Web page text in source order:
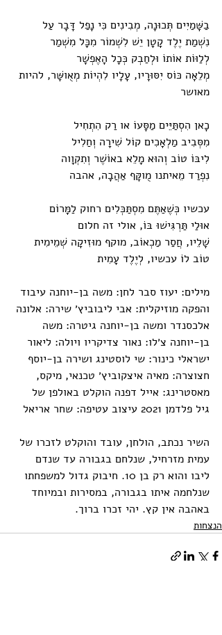
בַשָּׁמַיִים תְּכוּנָה, מְבִינִים כִּי נָפַל דָּבָר עַל
נִשְׁמַת יֶלֶד קָטָן יֵשׁ לִשְׁמוֹר מִכָּל מִשְׁמַר
לְלַוּוֹת אוֹתוֹ וּלְחַבְק כְּכָל הָאֶפְשָׁר
מְלֵאָה כּוֹס יִסּוּרָיו, עָלָיו לִהְיוֹת מְאֻושָּׁר, להיות
מאושר
כָאן הִסְתַּיֵּים מַסָּעוֹ או רַק הִתְחִיל
מִסְּבִיב מַלְאָכִים קוֹל שִׁירָה וְחַלִיל
לִיבּוֹ טוֹב וְהוּא מָלֵא באוֹשֶׁר וְתִקְוָוה
נִפְרַד מֵאיתנו מֻוקָּף אַהֲבָה, אהבה
עכשיו כְּשֶׁאַתֶּם מִסְתַּכְּלִים רחוק לַמָּרוֹם
אוּלַי תַּרְגִּישׁוּ בּוֹ, אולי זה חלום
שָׁלֵיו, חֲסַר מַכְאוֹב, מוקף מוּזִיקָה שְׁמֵימִית
טוֹב לוֹ עכשיו, לְיֶלֶד עָמִית
מילים: יעוז סבר לחן: משה בן-יוחנה עיבוד
והפקה מוזיקלית: אבי ליבוביץ׳ שירה: אלונה
אלכסנדר ומשה בן-יוחנה גיטרה: משה
בן-יוחנה צ׳לו: נאור צדיקריו ויולה: ליאור
ישראלי כינור: שי לוסטינג ושירה בן-יוסף
חצוצרה: מאיה איצקוביץ׳ טכנאי, מיקס,
מאסטרינג: אייל דפנה הוקלט באולפן של
גיל פלדמן 2021 עיצוב עטיפה: שחר אריאל
השיר נכתב, הולחן, עובד והוקלט לזכרו של
עמית מזרחיל, שנלחם בגבורה עד שנדם
ליבו והוא רק בן 10. חיבוק גדול למשפחתו
שנלחמה איתו בגבורה, במסירות ובמיוחד
באהבה אין קץ. יהי זכרו ברוך.
הנצחות